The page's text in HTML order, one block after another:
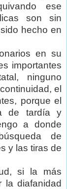
ese
son sin
hecho en
en su
importantes
ninguno
el
porque el
de tardía y
a donde
de
y las tiras de
si la más
la diafanidad